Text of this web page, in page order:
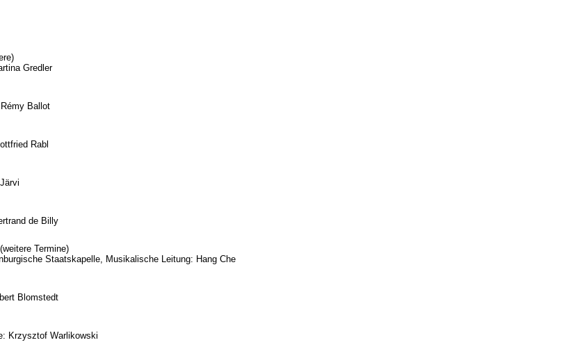
Gredler
Ballot
Rabl
de Billy
Termine)
Staatskapelle, Musikalische Leitung: Hang Che
Blomstedt
Krzysztof Warlikowski